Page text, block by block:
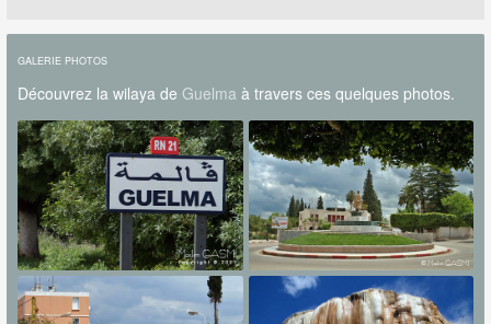
GALERIE PHOTOS
Découvrez la wilaya de Guelma à travers ces quelques photos.